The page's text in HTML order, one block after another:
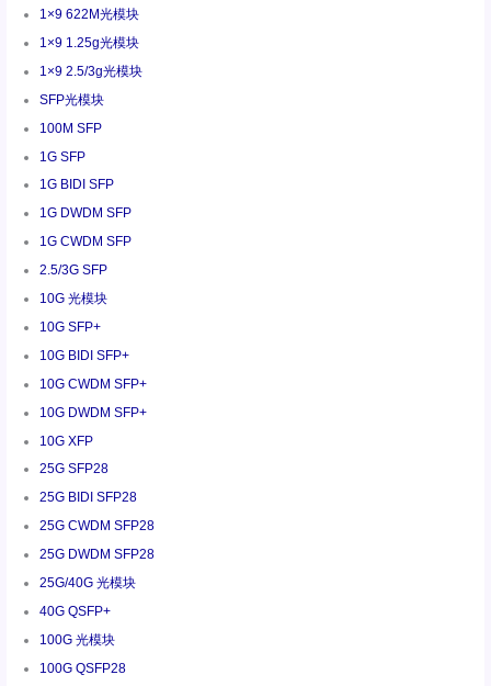
1×9 622M光模块
1×9 1.25g光模块
1×9 2.5/3g光模块
SFP光模块
100M SFP
1G SFP
1G BIDI SFP
1G DWDM SFP
1G CWDM SFP
2.5/3G SFP
10G 光模块
10G SFP+
10G BIDI SFP+
10G CWDM SFP+
10G DWDM SFP+
10G XFP
25G SFP28
25G BIDI SFP28
25G CWDM SFP28
25G DWDM SFP28
25G/40G 光模块
40G QSFP+
100G 光模块
100G QSFP28